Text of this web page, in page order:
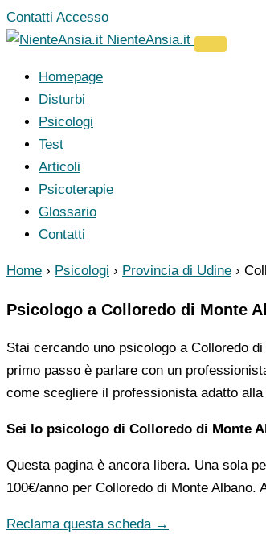
Vai
al
Contatti Accesso
NienteAnsia.it
Homepage
Disturbi
Psicologi
Test
Articoli
Psicoterapie
Glossario
Contatti
Home › Psicologi › Provincia di Udine ›
Psicologo a Colloredo di Monte
Stai cercando uno psicologo a Colloredo
primo passo è parlare con un
come scegliere il professionista adatto
Sei lo psicologo di Colloredo di Monte
Questa pagina è ancora libera. Una sola
100€/anno per Colloredo di Monte Albano.
Reclama questa scheda →